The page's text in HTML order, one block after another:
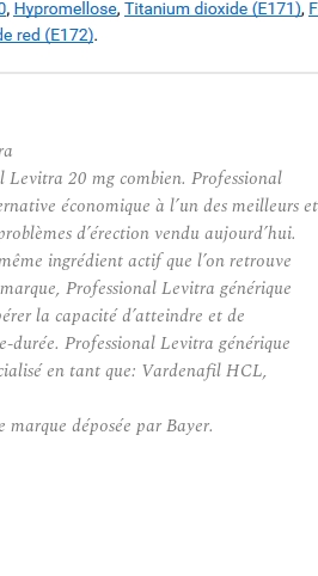
Levitra 20 mg combien. Professional
économique à l’un des meilleurs et
d’érection vendu aujourd’hui.
ingrédient actif que l’on retrouve
Professional Levitra générique
la capacité d’atteindre et de
Professional Levitra générique
en tant que: Vardenafil HCL,
déposée par Bayer.